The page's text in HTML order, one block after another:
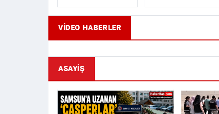
Kaybetti
VIDEO HABERLER
Geride Bıraktığı Mektup Tefecilik
ASAYIŞ